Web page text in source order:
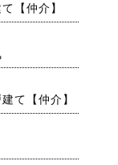
【仲介】
て【仲介】